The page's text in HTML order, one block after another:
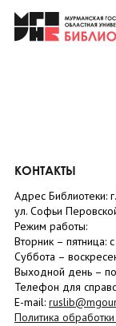
КОНТАКТЫ
Адрес Библиотеки:
ул. Софьи
Режим работы:
Вторник – пятница:
Суббота – в
Выходной день –
Телефон для
E-mail:
Политика